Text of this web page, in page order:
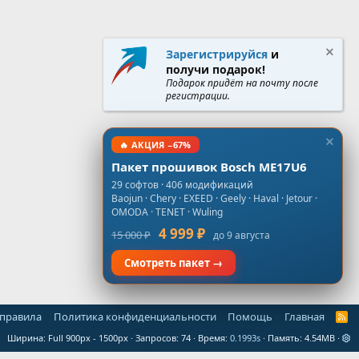
Политика конфиденциальности Помощь Главная
R
S
Ширина Запросов 74 Время 0.1993s Память 4.54MB
Зарегистрируйся и
получи подарок!
Подарок придёт на почту после
регистрации.
🔥 АКЦИЯ −67%
Пакет прошивок Bosch ME17U6
29 софтов · 406 модификаций
Baojun · Chery · EXEED · Geely · Haval · Jetour ·
OMODA · TENET · Wuling
15 000 ₽ 4 999 ₽ до 9 августа
Смотреть пакет →